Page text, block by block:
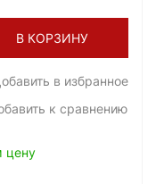
В КОРЗИНУ
в избранное
к сравнению
цену